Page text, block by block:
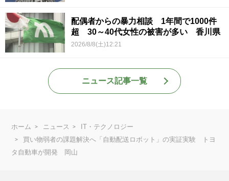
配偶者からの暴力相談 1年間で1000件
超 30～40代女性の被害が多い 香川県
2026/8/8(土)12:21
ニュース記事一覧
ホーム ニュース
IT・テクノロジー
買い物弱者の課題解決へ「自動配送ロボット」の実証実験 トヨ
タ自動車が開発 岡山